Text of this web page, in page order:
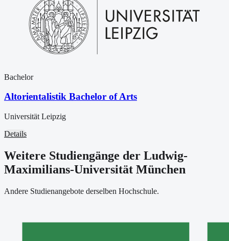
Bachelor
Altorientalistik Bachelor of Arts
Universität Leipzig
Details
Weitere Studiengänge der Ludwig-
Maximilians-Universität München
Andere Studienangebote derselben Hochschule.